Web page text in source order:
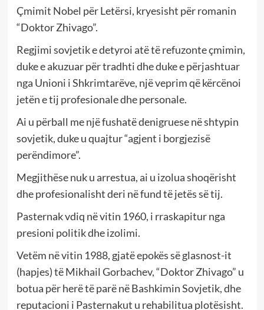
Çmimit Nobel për Letërsi, kryesisht për romanin
“Doktor Zhivago”.
Regjimi sovjetik e detyroi atë të refuzonte çmimin,
duke e akuzuar për tradhti dhe duke e përjashtuar
nga Unioni i Shkrimtarëve, një veprim që kërcënoi
jetën e tij profesionale dhe personale.
Ai u përball me një fushatë denigruese në shtypin
sovjetik, duke u quajtur “agjent i borgjezisë
perëndimore”.
Megjithëse nuk u arrestua, ai u izolua shoqërisht
dhe profesionalisht deri në fund të jetës së tij.
Pasternak vdiq në vitin 1960, i rraskapitur nga
presioni politik dhe izolimi.
Vetëm në vitin 1988, gjatë epokës së glasnost-it
(hapjes) të Mikhail Gorbachev, “Doktor Zhivago” u
botua për herë të parë në Bashkimin Sovjetik, dhe
reputacioni i Pasternakut u rehabilitua plotësisht.